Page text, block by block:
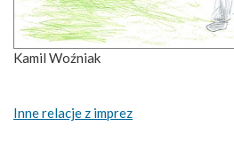
Kamil Woźniak
Inne relacje z imprez